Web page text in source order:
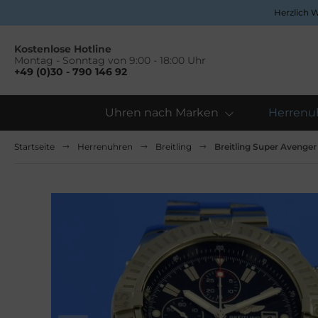
Herzlich
Kostenlose Hotline
Montag - Sonntag von 9:00 - 18:00 Uhr
+49 (0)30 - 790 146 92
Uhren nach Marken
Startseite Herrenuhren Breitling Breitling Super Avenger
Alles anzeigen aus Uhren nach Marken
& Mercier
Alles anzeigen aus Damenuhren